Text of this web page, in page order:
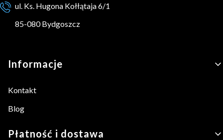
ul. Ks. Hugona Kołłątaja 6/1
85-080 Bydgoszcz
Linki w stopce
Informacje
Kontakt
Blog
Płatność i dostawa